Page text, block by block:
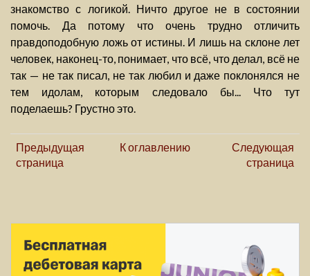
знакомство с логикой. Ничто другое не в состоянии
помочь. Да потому что очень трудно отличить
правдоподобную ложь от истины. И лишь на склоне лет
человек, наконец-то, понимает, что всё, что делал, всё не
так — не так писал, не так любил и даже поклонялся не
тем идолам, которым следовало бы... Что тут
поделаешь? Грустно это.
Предыдущая
страница
К оглавлению
Следующая
страница